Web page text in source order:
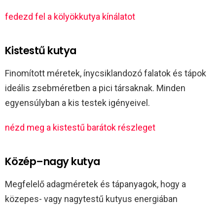
fedezd fel a kölyökkutya kínálatot
Kistestű kutya
Finomított méretek, ínycsiklandozó falatok és tápok
ideális zsebméretben a pici társaknak. Minden
egyensúlyban a kis testek igényeivel.
nézd meg a kistestű barátok részleget
Közép–nagy kutya
Megfelelő adagméretek és tápanyagok, hogy a
közepes- vagy nagytestű kutyus energiában